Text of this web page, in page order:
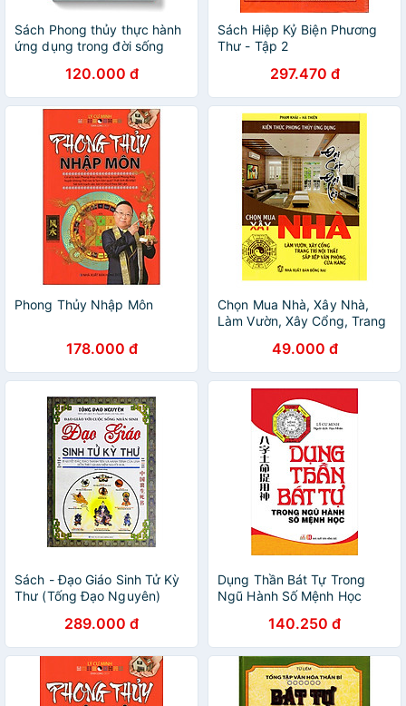
Sách Phong thủy thực hành
ứng dụng trong đời sống
120.000 đ
Sách Hiệp Kỷ Biện Phương
Thư - Tập 2
297.470 đ
Phong Thủy Nhập Môn
178.000 đ
Chọn Mua Nhà, Xây Nhà,
Làm Vườn, Xây Cổng, Trang
Phòng, Cửa Hàng
49.000 đ
Sách - Đạo Giáo Sinh Tử Kỳ
Thư (Tống Đạo Nguyên)
289.000 đ
Dụng Thần Bát Tự Trong
Ngũ Hành Số Mệnh Học
140.250 đ